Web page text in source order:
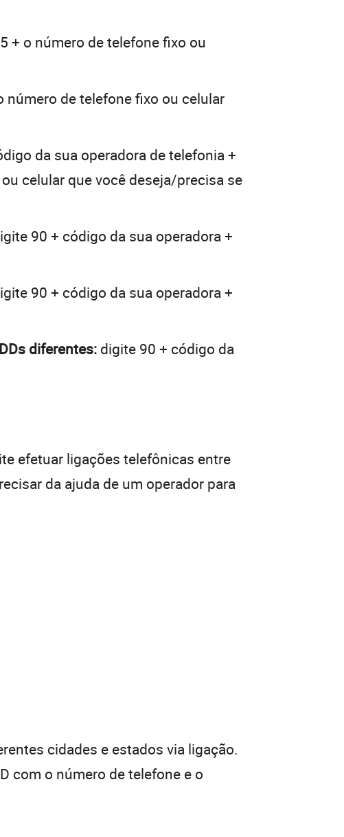
+ o número de telefone fixo ou
número de telefone fixo ou celular
da sua operadora de telefonia +
celular que você deseja/precisa se
90 + código da sua operadora +
90 + código da sua operadora +
diferentes: digite 90 + código da
efetuar ligações telefônicas entre
da ajuda de um operador para
cidades e estados via ligação.
com o número de telefone e o